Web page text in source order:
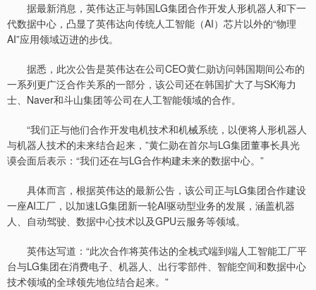
据最新消息，英伟达正与韩国LG集团合作开发人形机器人和下一
代数据中心，凸显了英伟达向传统人工智能（AI）芯片以外的“物理
AI”应用领域迈进的步伐。
据悉，此次公告是英伟达在公司CEO黄仁勋访问韩国期间公布的
一系列更广泛合作关系的一部分，该公司还在韩国扩大了与SK海力
士、Naver和斗山集团等公司在人工智能领域的合作。
“我们正与他们合作开发电机技术和机械系统，以便将人形机器人
与机器人技术的未来结合起来，”黄仁勋在首尔与LG集团董事长具光
谟会面后表示：“我们还在与LG合作构建未来的数据中心。”
具体而言，根据英伟达的最新公告，该公司正与LG集团合作建设
一座AI工厂，以加速LG集团新一轮AI驱动型业务的发展，涵盖机器
人、自动驾驶、数据中心技术以及GPU云服务等领域。
英伟达写道：“此次合作将英伟达的全栈式端到端人工智能工厂平
台与LG集团在消费电子、机器人、出行零部件、智能空间和数据中心
技术领域的全球领先地位结合起来。”